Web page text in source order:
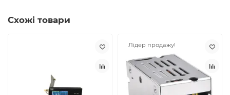
Схожі товари
Лідер продажу!